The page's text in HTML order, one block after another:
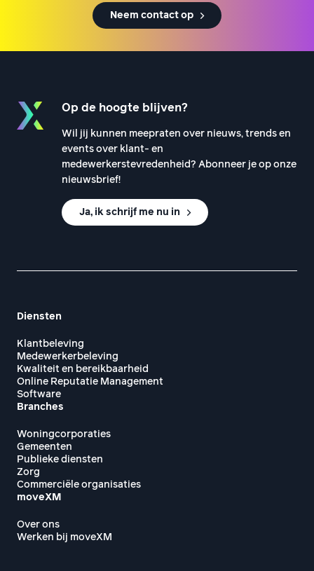
Neem contact op
Op de hoogte blijven?
Wil jij kunnen meepraten over nieuws, trends en
events over klant- en
medewerkerstevredenheid? Abonneer je op onze
nieuwsbrief!
Ja, ik schrijf me nu in
Diensten
Klantbeleving
Medewerkerbeleving
Kwaliteit en bereikbaarheid
Online Reputatie Management
Software
Branches
Woningcorporaties
Gemeenten
Publieke diensten
Zorg
Commerciële organisaties
moveXM
Over ons
Werken bij moveXM